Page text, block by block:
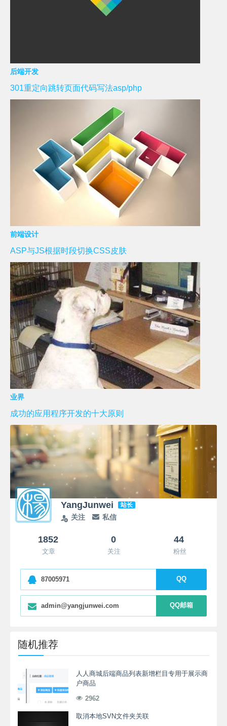
后端开发
301重定向跳转页面代码写法asp/php
前端设计
ASP与JS根据时段切换CSS皮肤
业界
成功的应用程序开发的十大原则
YangJunwei 站长
关注 私信
1852
文章
0
关注
44
粉丝
87005971 QQ
admin@yangjunwei.com QQ邮箱
随机推荐
人人商城后端商品列表新增栏目专用于展示商
户商品
2962
取消本地SVN文件夹关联